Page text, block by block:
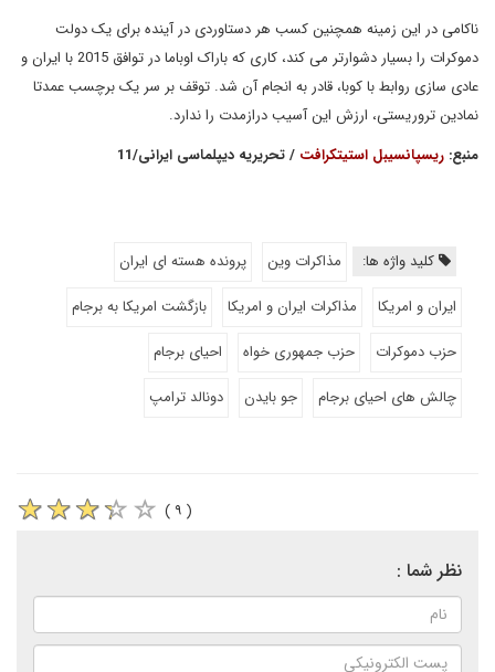
ناکامی در این زمینه همچنین کسب هر دستاوردی در آینده برای یک دولت
دموکرات را بسیار دشوارتر می کند، کاری که باراک اوباما در توافق 2015 با ایران و
عادی سازی روابط با کوبا، قادر به انجام آن شد. توقف بر سر یک برچسب عمدتا
نمادین تروریستی، ارزش این آسیب درازمدت را ندارد.
منبع: ریسپانسیبل استیتکرافت / تحریریه دیپلماسی ایرانی/11
کلید واژه ها: مذاکرات وین
پرونده هسته ای ایران
ایران و امریکا
مذاکرات ایران و امریکا
بازگشت امریکا به برجام
حزب دموکرات
حزب جمهوری خواه
احیای برجام
چالش های احیای برجام
جو بایدن دونالد ترامپ
( ۹ )
نظر شما :